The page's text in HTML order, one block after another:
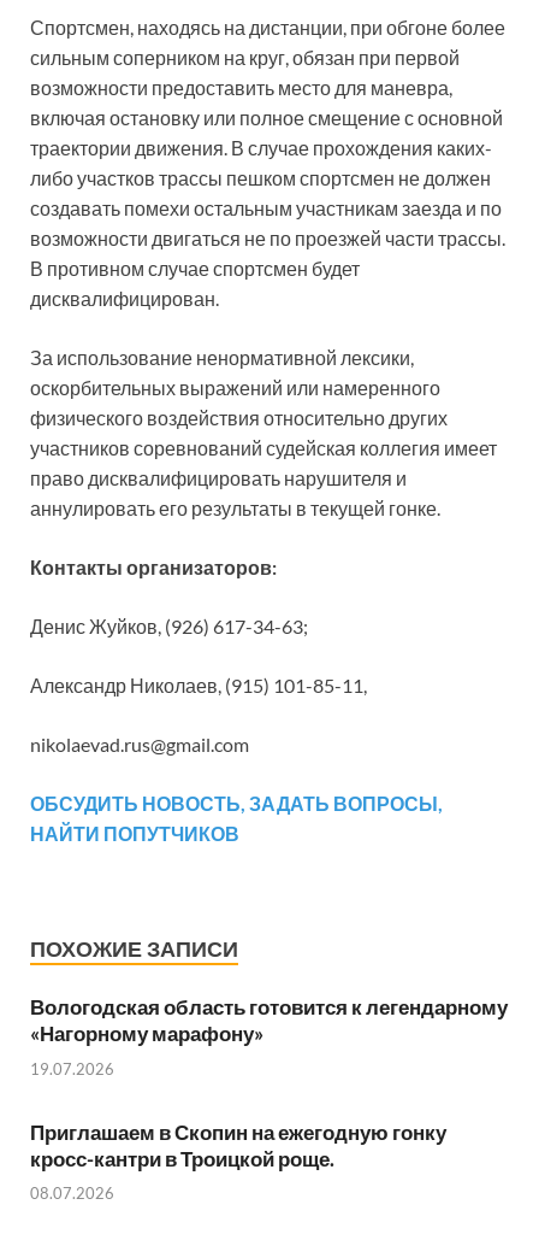
Спортсмен, находясь на дистанции, при обгоне более
сильным соперником на круг, обязан при первой
возможности предоставить место для маневра,
включая остановку или полное смещение с основной
траектории движения. В случае прохождения каких-
либо участков трассы пешком спортсмен не должен
создавать помехи остальным участникам заезда и по
возможности двигаться не по проезжей части трассы.
В противном случае спортсмен будет
дисквалифицирован.
За использование ненормативной лексики,
оскорбительных выражений или намеренного
физического воздействия относительно других
участников соревнований судейская коллегия имеет
право дисквалифицировать нарушителя и
аннулировать его результаты в текущей гонке.
Контакты организаторов:
Денис Жуйков, (926) 617-34-63;
Александр Николаев, (915) 101-85-11,
nikolaevad.rus@gmail.com
ОБСУДИТЬ НОВОСТЬ, ЗАДАТЬ ВОПРОСЫ,
НАЙТИ ПОПУТЧИКОВ
ПОХОЖИЕ ЗАПИСИ
Вологодская область готовится к легендарному
«Нагорному марафону»
19.07.2026
Приглашаем в Скопин на ежегодную гонку
кросс-кантри в Троицкой роще.
08.07.2026